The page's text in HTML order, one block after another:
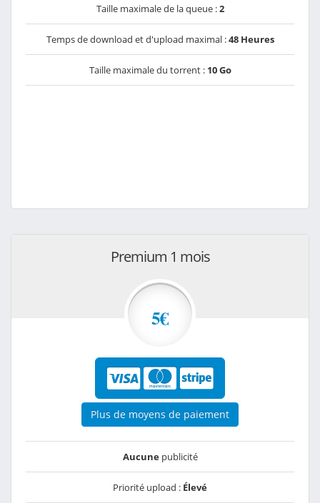
Taille maximale de la queue :2
Temps de download et d'upload maximal :48 Heures
Taille maximale du torrent : 10 Go
Premium 1 mois
5€
Plus de moyens de paiement
Aucunepublicité
Priorité upload : Élevé